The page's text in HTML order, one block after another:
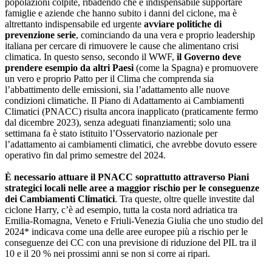
famiglie e aziende che hanno subito i danni del ciclone, ma è
altrettanto indispensabile ed urgente avviare politiche di
prevenzione serie, cominciando da una vera e proprio leadership
italiana per cercare di rimuovere le cause che alimentano crisi
climatica. In questo senso, secondo il WWF, il Governo deve
prendere esempio da altri Paesi (come la Spagna) e promuovere
un vero e proprio Patto per il Clima che comprenda sia
l’abbattimento delle emissioni, sia l’adattamento alle nuove
condizioni climatiche. Il Piano di Adattamento ai Cambiamenti
Climatici (PNACC) risulta ancora inapplicato (praticamente fermo
dal dicembre 2023), senza adeguati finanziamenti; solo una
settimana fa è stato istituito l’Osservatorio nazionale per
l’adattamento ai cambiamenti climatici, che avrebbe dovuto essere
operativo fin dal primo semestre del 2024.
È necessario attuare il PNACC soprattutto attraverso Piani
strategici locali nelle aree a maggior rischio per le conseguenze
dei Cambiamenti Climatici. Tra queste, oltre quelle investite dal
ciclone Harry, c’è ad esempio, tutta la costa nord adriatica tra
Emilia-Romagna, Veneto e Friuli-Venezia Giulia che uno studio del
2024* indicava come una delle aree europee più a rischio per le
conseguenze dei CC con una previsione di riduzione del PIL tra il
10 e il 20 % nei prossimi anni se non si corre ai ripari.